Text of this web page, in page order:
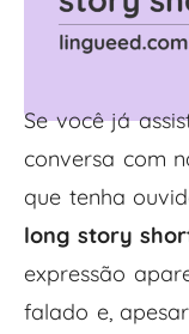
Se você já
conversa com
que tenha
long story
expressão
falado e,